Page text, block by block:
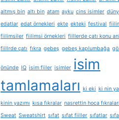
altmış bin altı bin atam ayku cins isimler
edatlar edat örnekleri ekte ekteki festival
fiilimsiler fiilimsi örnekleri fiillerde çatı konu
fiillrde çatı fıkra gebeş gebeş kaplumbağa
önünde IQ isim fiiler isimler isim
tamlamaları ki eki ki nin
kinin yazımı kısa fıkralar nasrettin hoca fıkraları
Sweat Sweatshirt sıfat sıfat fiiller sıfatlar